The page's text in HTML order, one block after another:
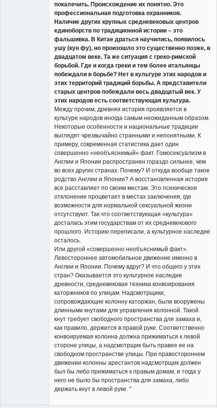
покалечить. Происхождение их понятно. Это
профессиональная подготовка охранников.
Наличие других крупных средневековых центров
единоборств по традиционной истории – это
фальшивка. В Китае драться научились, появилось
ушу (кун фу), но произошло это существенно позже, в
двадцатом веке. Та же ситуация с греко-римской
борьбой. Где и когда греки и тем более итальянцы
побеждали в борьбе? Нет в культуре этих народов и
этих территорий традиций борьбы. А представители
старых центров побеждали весь двадцатый век. У
этих народов есть соответствующая культура.
Между прочим, древняя история проявляется в
культуре народов иногда самым неожиданным образом.
Некоторые особенности и национальные традиции
выглядят чрезвычайно странными и непонятными. К
примеру, современная статистика дает один
совершенно «необъяснимый» факт. Гомосексуализм в
Англии и Японии распространен гораздо сильнее, чем
во всех других странах. Почему? И откуда вообще такое
родство Англии и Японии? А восстановленная история
все расставляет по своим местам. Это психическое
отклонение процветает в местах заключения, где
возможности для нормальной сексуальной жизни
отсутствуют. Так что соответствующая «культура»
досталась этим государствам от их средневекового
прошлого. Историю переписали, а культурное наследие
осталось.
Или другой «совершенно необъяснимый факт».
Левостороннее автомобильное движение именно в
Англии и Японии. Почему вдруг? И что общего у этих
стран? Оказывается это культурное наследие
древности, средневековая техника конвоирования
каторжников по улицам. Надсмотрщики,
сопровождающие колонну каторжан, были вооружены
длинными кнутами для управления колонной. Такой
кнут требует свободного пространства для замаха и,
как правило, держится в правой руке. Соответственно
конвоируемая колонна должна прижиматься к левой
стороне улицы, а надсмотрщик быть правее ее на
свободном пространстве улицы. При правостороннем
движении колонны арестантов надсмотрщик должен
был бы либо прижиматься к правым домам, и тогда у
него не было бы пространства для замаха, либо
держать кнут в левой руке. "